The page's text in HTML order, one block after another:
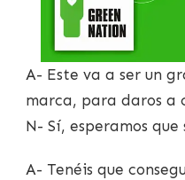
A- Este va a ser un
marca, para daros a
N- Sí, esperamos que
A- Tenéis que